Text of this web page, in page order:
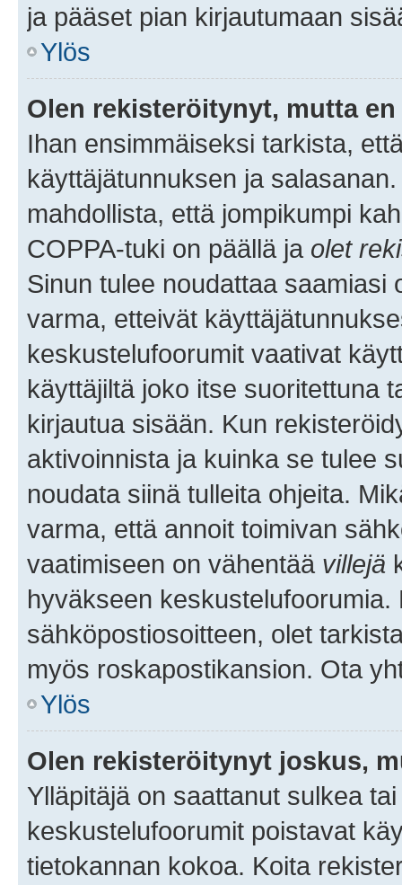
ja pääset pian kirjautumaan
Ylös
Olen rekisteröitynyt, mutta
Ihan ensimmäiseksi tarkista,
käyttäjätunnuksen ja
mahdollista, että jompikumpi
COPPA-tuki on päällä ja olet
Sinun tulee noudattaa saamiasi
varma, etteivät
keskustelufoorumit vaativat
käyttäjiltä joko itse suoritettuna
kirjautua sisään. Kun
aktivoinnista ja kuinka se tulee
noudata siinä tulleita ohjeita.
varma, että annoit toimivan
vaatimiseen on vähentää villejä
hyväkseen
sähköpostiosoitteen, olet
myös roskapostikansion. Ota
Ylös
Olen rekisteröitynyt joskus,
Ylläpitäjä on saattanut sulkea
keskustelufoorumit poistavat
tietokannan kokoa. Koita